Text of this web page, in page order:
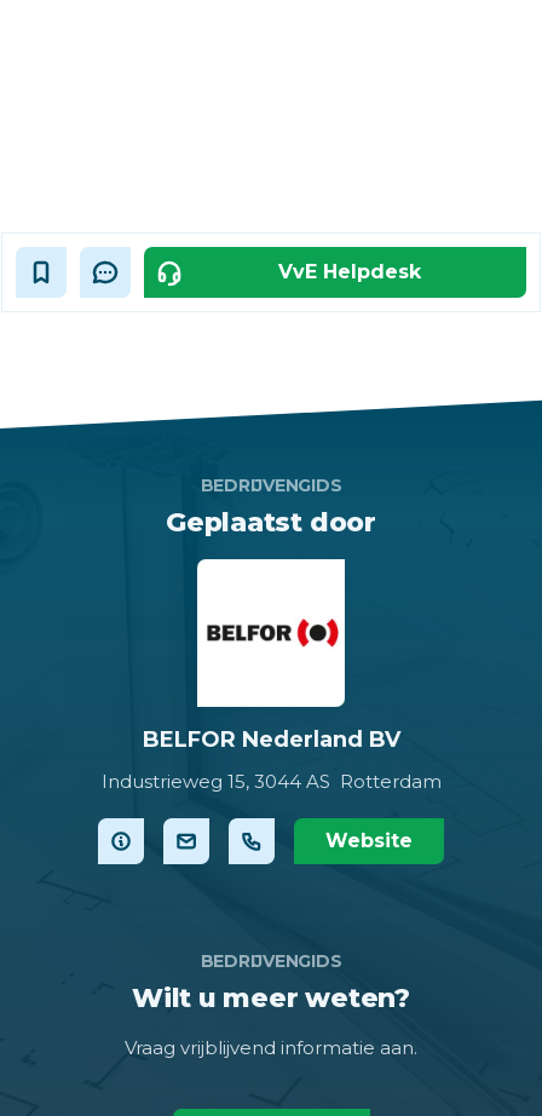
VvE Helpdesk
BEDRIJVENGIDS
Geplaatst door
BELFOR Nederland BV
Industrieweg 15, 3044 AS Rotterdam
Website
BEDRIJVENGIDS
Wilt u meer weten?
Vraag vrijblijvend informatie aan.